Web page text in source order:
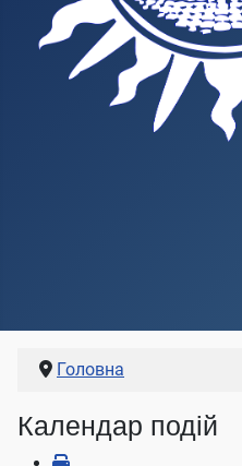
Головна
Календар подій